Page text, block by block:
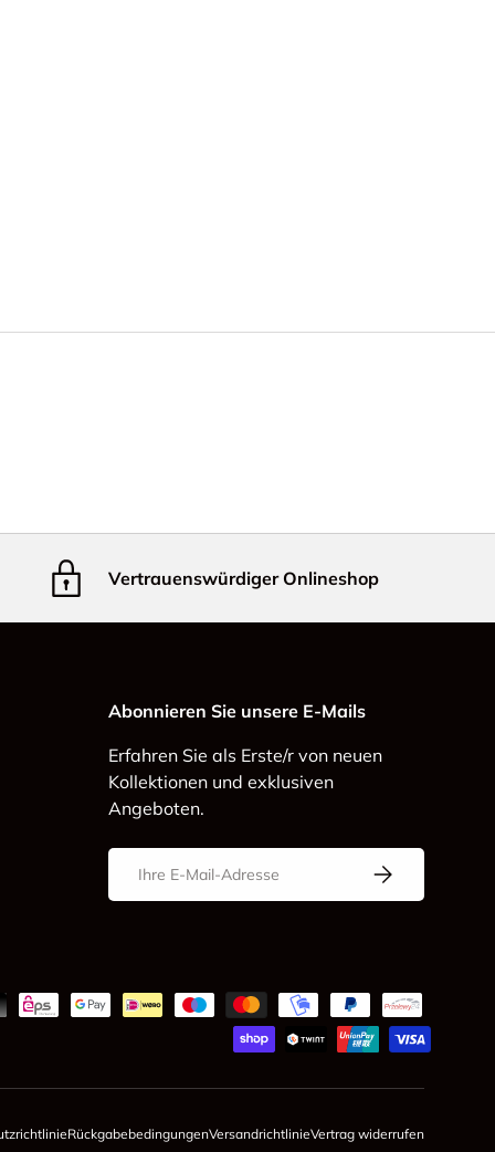
Vertrauenswürdiger Onlineshop
Abonnieren Sie unsere E-Mails
Erfahren Sie als Erste/r von neuen
Kollektionen und exklusiven
Angeboten.
E-Mail Abonnieren
RückgabebedingungenVersandrichtlinieVertrag widerrufen